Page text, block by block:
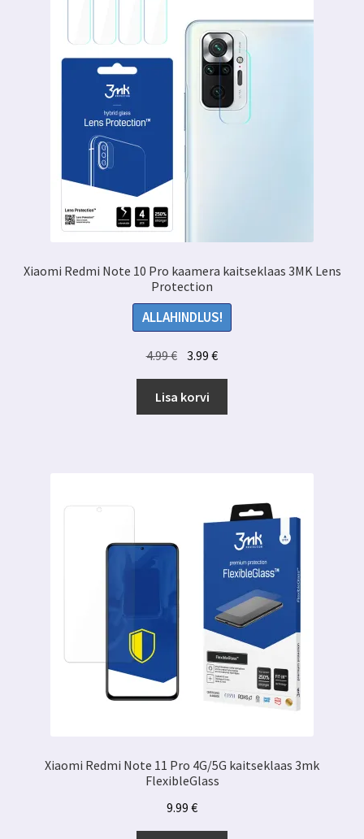
teha
tootelehel.
Xiaomi Redmi Note 10 Pro kaamera kaitseklaas 3MK Lens
Protection
ALLAHINDLUS!
4.99€ Algne
oli:
4.99 €.
3.99€Praegune
3.99 €.
Lisa korvi
Xiaomi Redmi Note 11 Pro 4G/5G kaitseklaas 3mk
FlexibleGlass
9.99 €